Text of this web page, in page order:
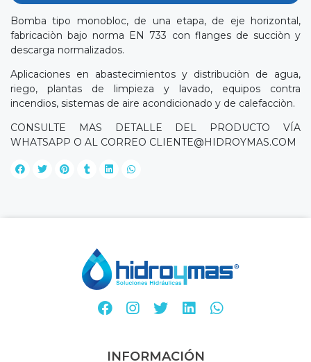
Bomba tipo monobloc, de una etapa, de eje horizontal,
fabricaciòn bajo norma EN 733 con flanges de succiòn y
descarga normalizados.
Aplicaciones en abastecimientos y distribuciòn de agua,
riego, plantas de limpieza y lavado, equipos contra
incendios, sistemas de aire acondicionado y de calefacciòn.
CONSULTE MAS DETALLE DEL PRODUCTO VÍA
WHATSAPP O AL CORREO CLIENTE@HIDROYMAS.COM
INFORMACIÓN